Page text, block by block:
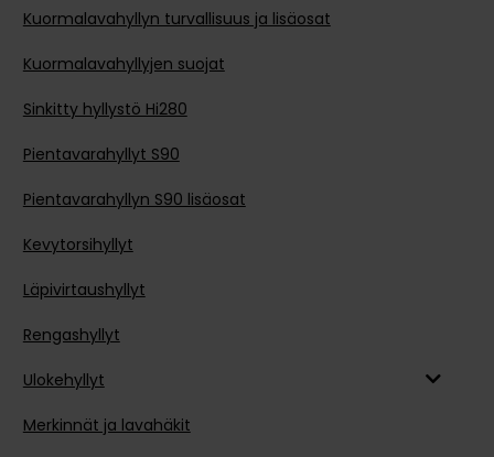
Kuormalavahyllyn turvallisuus ja lisäosat
Kuormalavahyllyjen suojat
Sinkitty hyllystö Hi280
Pientavarahyllyt S90
Pientavarahyllyn S90 lisäosat
Kevytorsihyllyt
Läpivirtaushyllyt
Rengashyllyt
Ulokehyllyt
Merkinnät ja lavahäkit